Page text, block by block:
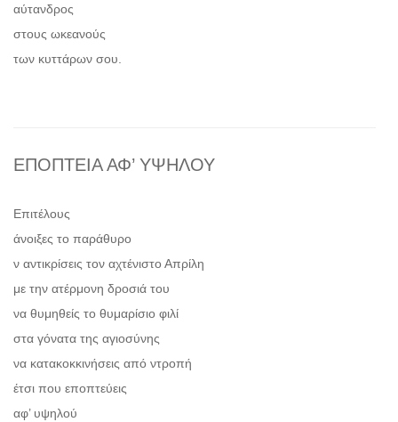
αύτανδρος
στους ωκεανούς
των κυττάρων σου.
ΕΠΟΠΤΕΙΑ ΑΦ’ ΥΨΗΛΟΥ
Επιτέλους
άνοιξες το παράθυρο
ν αντικρίσεις τον αχτένιστο Απρίλη
με την ατέρμονη δροσιά του
να θυμηθείς το θυμαρίσιο φιλί
στα γόνατα της αγιοσύνης
να κατακοκκινήσεις από ντροπή
έτσι που εποπτεύεις
αφ’ υψηλού